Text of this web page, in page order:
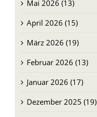
Mai 2026 (13)
April 2026 (15)
März 2026 (19)
Februar 2026 (13)
Januar 2026 (17)
Dezember 2025 (19)